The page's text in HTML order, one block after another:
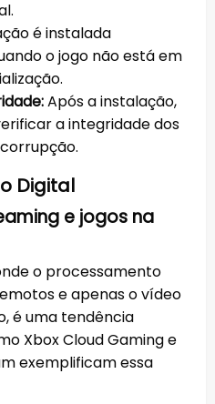
é instalada
o jogo não está em
Após a instalação,
a integridade dos
Digital
e jogos na
o processamento
e apenas o vídeo
é uma tendência
Xbox Cloud Gaming e
exemplificam essa